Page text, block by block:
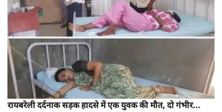
रायबरेली दर्दनाक सड़क हादसे में एक युवक की मौत, दो गंभीर...